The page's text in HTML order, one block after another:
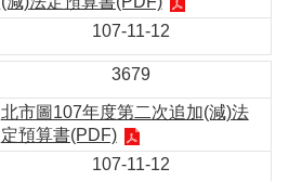
107-11-12
3679
北市圖107年度第二次追加(減)法
定預算書(PDF)
107-11-12